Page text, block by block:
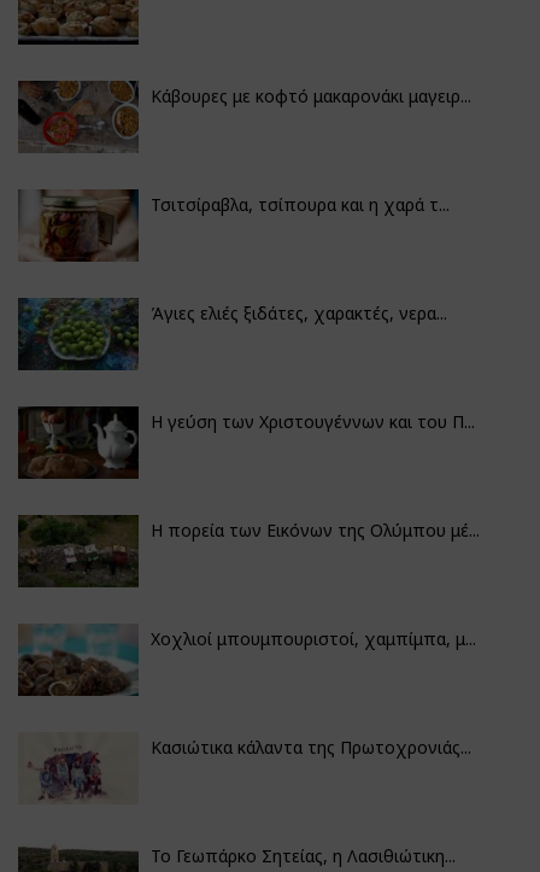
Κάβουρες με κοφτό μακαρονάκι μαγειρ...
Τσιτσίραβλα, τσίπουρα και η χαρά τ...
Άγιες ελιές ξιδάτες, χαρακτές, νερα...
Η γεύση των Χριστουγέννων και του Π...
Η πορεία των Εικόνων της Ολύμπου μέ...
Χοχλιοί μπουμπουριστοί, χαμπίμπα, μ...
Κασιώτικα κάλαντα της Πρωτοχρονιάς...
Το Γεωπάρκο Σητείας, η Λασιθιώτικη...